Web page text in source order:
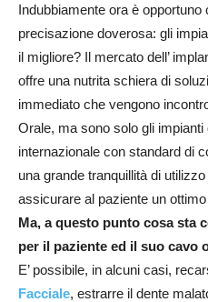
Indubbiamente ora è opportuno
precisazione doverosa: gli
il migliore? Il mercato dell’
offre una nutrita schiera di
immediato che vengono
Orale, ma sono solo gli
internazionale con standard di
una grande tranquillità di
assicurare al paziente un
Ma, a questo punto cosa sta
per il paziente ed il suo cavo
E’ possibile, in alcuni casi,
Facciale, estrarre il dente